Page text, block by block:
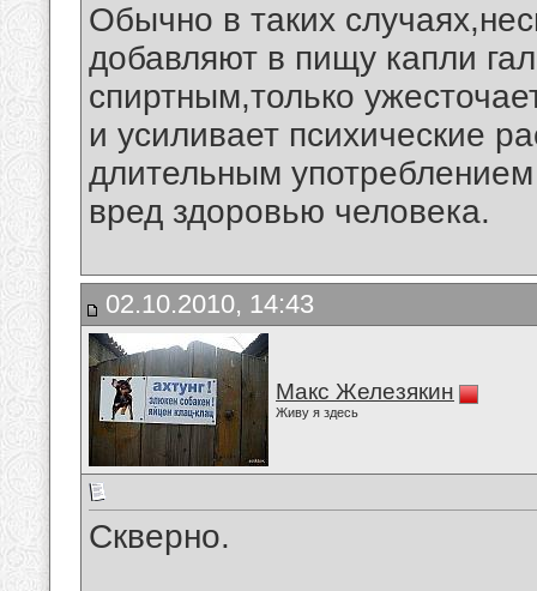
Обычно в таких
добавляют в пищу капли
спиртным,только
и усиливает психические
длительным
вред здоровью человека.
02.10.2010, 14:43
Макс Железякин
Живу я здесь
Скверно.